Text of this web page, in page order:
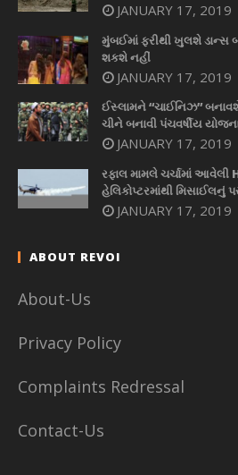
JANUARY 17, 2019
મુંબઈમાં ફરીથી ખુલશે ડાન્સ
શકશે નહીં
JANUARY 17, 2019
ઈસ્લામને “ચાઈનિઝ” બનાવશે
ચીને બનાવી પંચવર્ષીય
JANUARY 17, 2019
રફાલ મામલે ચર્ચામાં આવેલી
હેલિકોપ્ટરમાંથી મિસાઈલનું
JANUARY 17, 2019
ABOUT REVOI
About-Us
Privacy Policy
Complaints Redressal
Contact-Us